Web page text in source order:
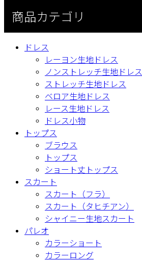
商品カテゴリ
ドレス
レーヨン生地ドレス
ノンストレッチ生地ドレス
ストレッチ生地ドレス
ベロア生地ドレス
レース生地ドレス
ドレス小物
トップス
ブラウス
トップス
ショート丈トップス
スカート
スカート（フラ）
スカート（タヒチアン）
シャイニー生地スカート
パレオ
カラーショート
カラーロング